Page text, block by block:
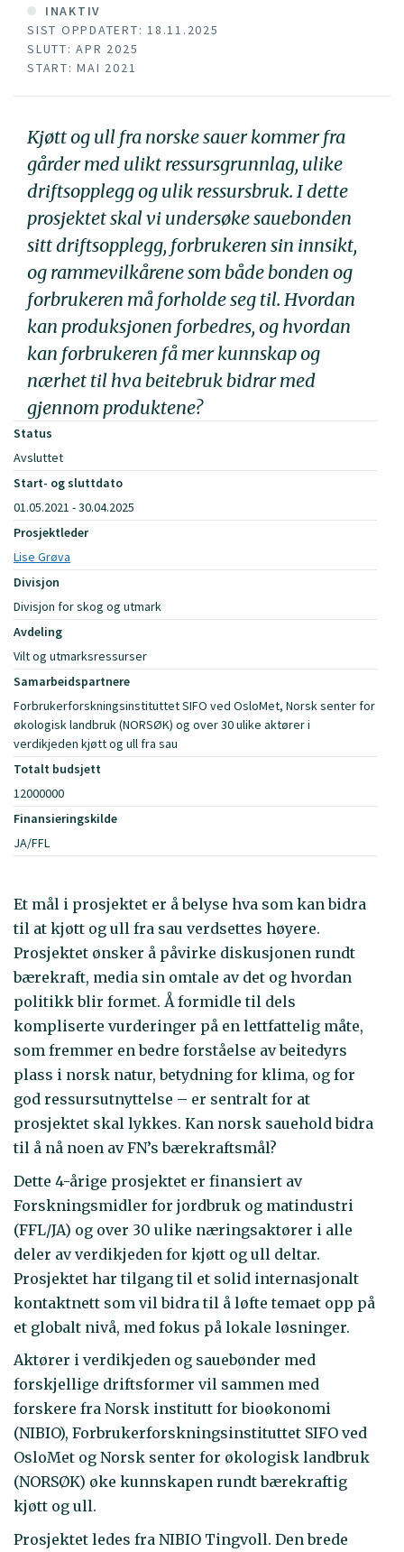
INAKTIV
SIST OPPDATERT: 18.11.2025
SLUTT: APR 2025
START: MAI 2021
Kjøtt og ull fra norske sauer kommer fra
gårder med ulikt ressursgrunnlag, ulike
driftsopplegg og ulik ressursbruk. I dette
prosjektet skal vi undersøke sauebonden
sitt driftsopplegg, forbrukeren sin innsikt,
og rammevilkårene som både bonden og
forbrukeren må forholde seg til. Hvordan
kan produksjonen forbedres, og hvordan
kan forbrukeren få mer kunnskap og
nærhet til hva beitebruk bidrar med
gjennom produktene?
Status
Avsluttet
Start- og sluttdato
01.05.2021 - 30.04.2025
Prosjektleder
Lise Grøva
Divisjon
Divisjon for skog og utmark
Avdeling
Vilt og utmarksressurser
Samarbeidspartnere
Forbrukerforskningsinstituttet SIFO ved OsloMet, Norsk senter for
økologisk landbruk (NORSØK) og over 30 ulike aktører i
verdikjeden kjøtt og ull fra sau
Totalt budsjett
12000000
Finansieringskilde
JA/FFL
Et mål i prosjektet er å belyse hva som kan bidra
til at kjøtt og ull fra sau verdsettes høyere.
Prosjektet ønsker å påvirke diskusjonen rundt
bærekraft, media sin omtale av det og hvordan
politikk blir formet. Å formidle til dels
kompliserte vurderinger på en lettfattelig måte,
som fremmer en bedre forståelse av beitedyrs
plass i norsk natur, betydning for klima, og for
god ressursutnyttelse – er sentralt for at
prosjektet skal lykkes. Kan norsk sauehold bidra
til å nå noen av FN’s bærekraftsmål?
Dette 4-årige prosjektet er finansiert av
Forskningsmidler for jordbruk og matindustri
(FFL/JA) og over 30 ulike næringsaktører i alle
deler av verdikjeden for kjøtt og ull deltar.
Prosjektet har tilgang til et solid internasjonalt
kontaktnett som vil bidra til å løfte temaet opp på
et globalt nivå, med fokus på lokale løsninger.
Aktører i verdikjeden og sauebønder med
forskjellige driftsformer vil sammen med
forskere fra Norsk institutt for bioøkonomi
(NIBIO), Forbrukerforskningsinstituttet SIFO ved
OsloMet og Norsk senter for økologisk landbruk
(NORSØK) øke kunnskapen rundt bærekraftig
kjøtt og ull.
Prosjektet ledes fra NIBIO Tingvoll. Den brede